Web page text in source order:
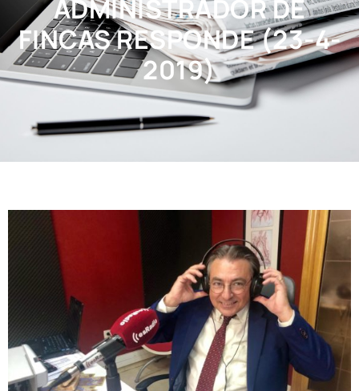
ADMINISTRADOR DE
FINCAS RESPONDE (23-4-
2019)